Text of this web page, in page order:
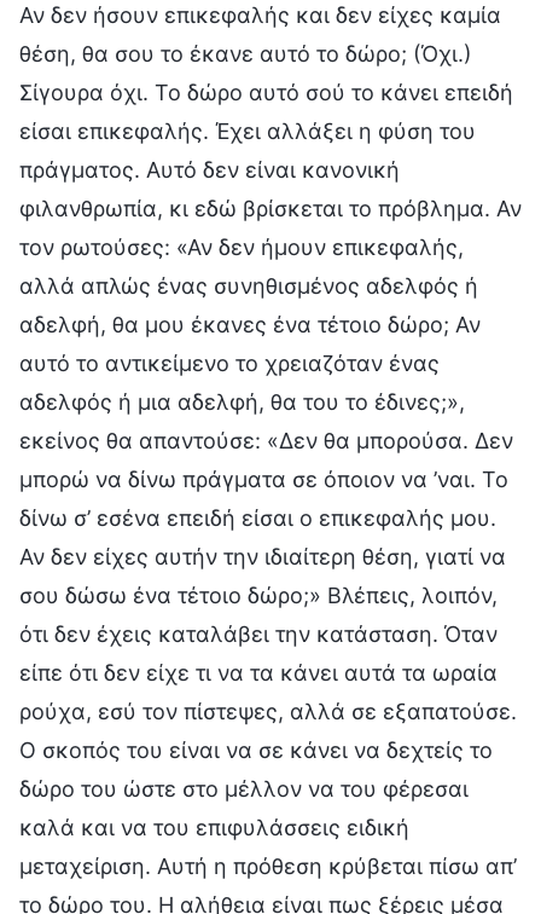
Αν δεν ήσουν επικεφαλής και δεν είχες καμία
θέση, θα σου το έκανε αυτό το δώρο; (Όχι.)
Σίγουρα όχι. Το δώρο αυτό σού το κάνει επειδή
είσαι επικεφαλής. Έχει αλλάξει η φύση του
πράγματος. Αυτό δεν είναι κανονική
φιλανθρωπία, κι εδώ βρίσκεται το πρόβλημα. Αν
τον ρωτούσες: «Αν δεν ήμουν επικεφαλής,
αλλά απλώς ένας συνηθισμένος αδελφός ή
αδελφή, θα μου έκανες ένα τέτοιο δώρο; Αν
αυτό το αντικείμενο το χρειαζόταν ένας
αδελφός ή μια αδελφή, θα του το έδινες;»,
εκείνος θα απαντούσε: «Δεν θα μπορούσα. Δεν
μπορώ να δίνω πράγματα σε όποιον να ’ναι. Το
δίνω σ’ εσένα επειδή είσαι ο επικεφαλής μου.
Αν δεν είχες αυτήν την ιδιαίτερη θέση, γιατί να
σου δώσω ένα τέτοιο δώρο;» Βλέπεις, λοιπόν,
ότι δεν έχεις καταλάβει την κατάσταση. Όταν
είπε ότι δεν είχε τι να τα κάνει αυτά τα ωραία
ρούχα, εσύ τον πίστεψες, αλλά σε εξαπατούσε.
Ο σκοπός του είναι να σε κάνει να δεχτείς το
δώρο του ώστε στο μέλλον να του φέρεσαι
καλά και να του επιφυλάσσεις ειδική
μεταχείριση. Αυτή η πρόθεση κρύβεται πίσω απ’
το δώρο του. Η αλήθεια είναι πως ξέρεις μέσα